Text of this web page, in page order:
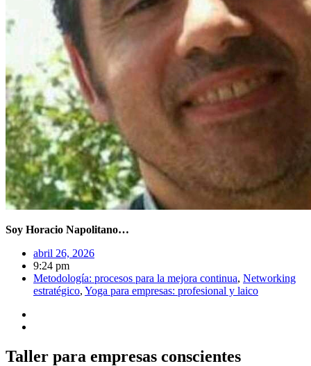
Soy Horacio Napolitano…
abril 26, 2026
9:24 pm
Metodología: procesos para la mejora continua, Networking
estratégico, Yoga para empresas: profesional y laico
Taller para empresas conscientes